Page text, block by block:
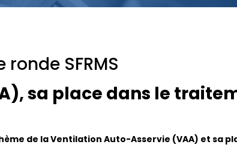
SFRMS
sa place dans le
de la Ventilation Auto-Asservie (VAA) et sa